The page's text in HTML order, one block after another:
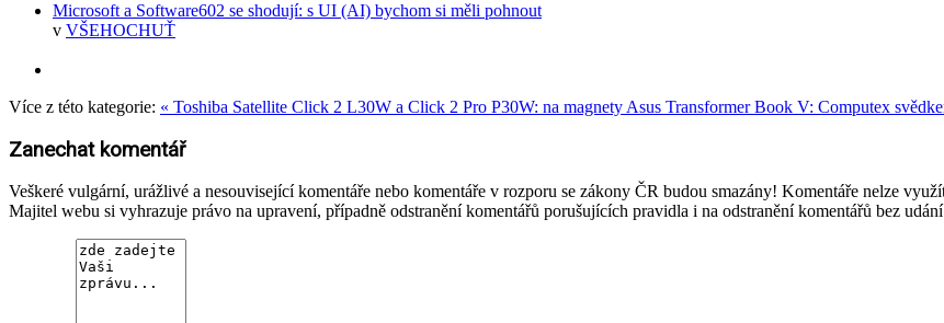
Microsoft a Software602 se shodují: s UI (AI) bychom si měli pohnout
v VŠEHOCHUŤ
Více z této kategorie: « Toshiba Satellite Click 2 L30W a Click 2 Pro P30W: na magnety Asus Transformer Book V: Computex
Zanechat komentář
Veškeré vulgární, urážlivé a nesouvisející komentáře nebo komentáře v rozporu se zákony ČR budou smazány! Komentáře nelze
Majitel webu si vyhrazuje právo na upravení, případně odstranění komentářů porušujících pravidla i na odstranění komentářů bez